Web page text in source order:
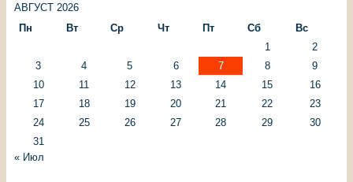
АВГУСТ 2026
Пн
Вт Ср Чт Пт Сб
Вс
1
2
3
4 5 6 7 8
9
10
11 12 13 14 15
16
17
18 19 20 21 22
23
24
25 26 27 28 29
30
31
« Июл